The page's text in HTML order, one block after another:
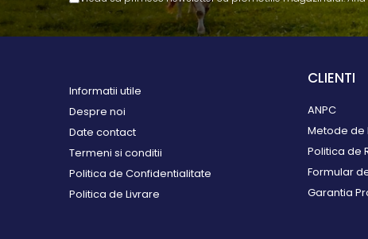
monitorizare
Accesorii identificare animale
Roboti ferma
Automate alaptare
Informatii utile
Despre noi
Date contact
Termeni si conditii
Politica de Confidentialitate
Politica de Livrare
CLIENTI
ANPC
Metode de
Politica de
Formular
Garantia